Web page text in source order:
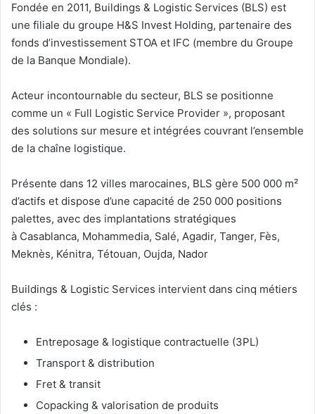
Fondée en 2011, Buildings & Logistic Services (BLS) est
une filiale du groupe H&S Invest Holding, partenaire des
fonds d’investissement STOA et IFC (membre du Groupe
de la Banque Mondiale).
Acteur incontournable du secteur, BLS se positionne
comme un « Full Logistic Service Provider », proposant
des solutions sur mesure et intégrées couvrant l’ensemble
de la chaîne logistique.
Présente dans 12 villes marocaines, BLS gère 500 000 m²
d’actifs et dispose d’une capacité de 250 000 positions
palettes, avec des implantations stratégiques
à Casablanca, Mohammedia, Salé, Agadir, Tanger, Fès,
Meknès, Kénitra, Tétouan, Oujda, Nador
Buildings & Logistic Services intervient dans cinq métiers
clés :
Entreposage & logistique contractuelle (3PL)
Transport & distribution
Fret & transit
Copacking & valorisation de produits